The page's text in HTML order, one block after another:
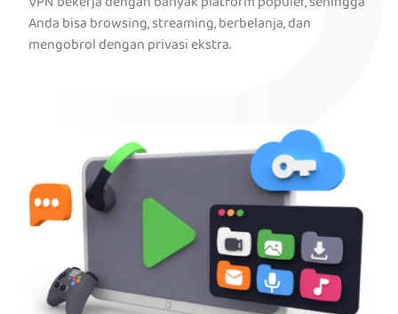
Anda bisa browsing, streaming, berbelanja, dan
mengobrol dengan privasi ekstra.